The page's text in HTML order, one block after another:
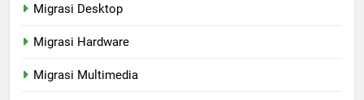
Migrasi Desktop
Migrasi Hardware
Migrasi Multimedia